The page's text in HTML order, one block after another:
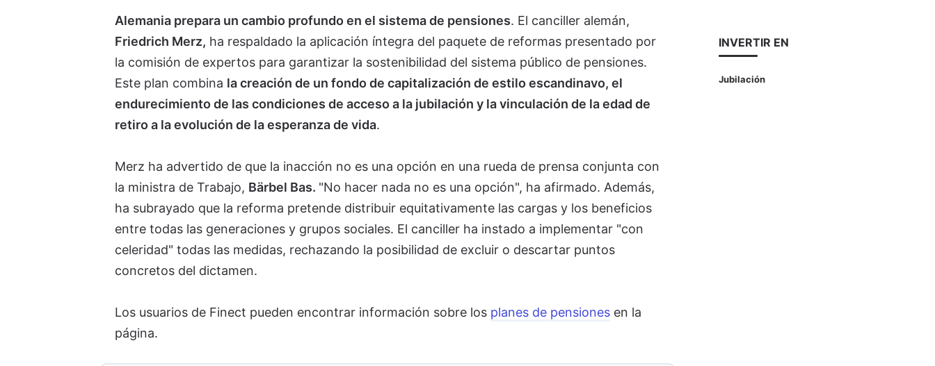
Alemania prepara un cambio profundo en el sistema de pensiones. El canciller alemán,
Friedrich Merz, ha respaldado la aplicación íntegra del paquete de reformas presentado por
la comisión de expertos para garantizar la sostenibilidad del sistema público de pensiones.
Este plan combina la creación de un fondo de capitalización de estilo escandinavo, el
endurecimiento de las condiciones de acceso a la jubilación y la vinculación de la edad de
retiro a la evolución de la esperanza de vida.
Merz ha advertido de que la inacción no es una opción en una rueda de prensa conjunta con
la ministra de Trabajo, Bärbel Bas. "No hacer nada no es una opción", ha afirmado. Además,
ha subrayado que la reforma pretende distribuir equitativamente las cargas y los beneficios
entre todas las generaciones y grupos sociales. El canciller ha instado a implementar "con
celeridad" todas las medidas, rechazando la posibilidad de excluir o descartar puntos
concretos del dictamen.
Los usuarios de Finect pueden encontrar información sobre los planes de pensionesen la
página.
INVERTIR EN
Jubilación